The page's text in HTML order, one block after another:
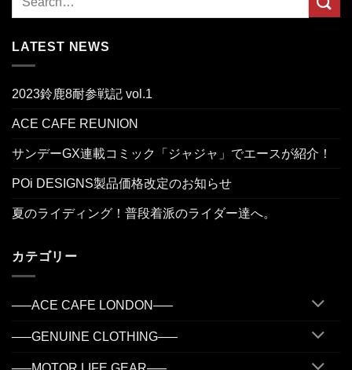
LATEST NEWS
2023鈴鹿8耐参戦記 vol.1
ACE CAFE REUNION
サンデーGX連載コミック「ジャジャ」でエースが紹介！
POi DESIGNS製品価格改定のお知らせ
夏のライディング！普段着派のライダー達へ。
カテゴリー
—–ACE CAFE LONDON—–
—–GENUINE CLOTHING—–